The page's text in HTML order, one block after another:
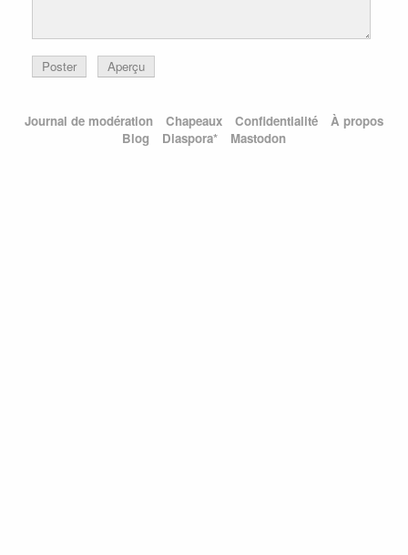
Poster Aperçu
Journal de modération Chapeaux Confidentialité
À propos
Blog
Diaspora* Mastodon